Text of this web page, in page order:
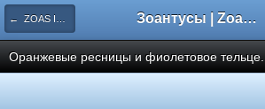
← ZOAS ID. Идентификация морф Зоантусы | Zoasfan.ru
Оранжевые ресницы и фиолетовое тельце.